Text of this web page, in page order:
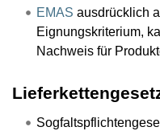
EMAS ausdrücklich
Eignungskriterium,
Nachweis für